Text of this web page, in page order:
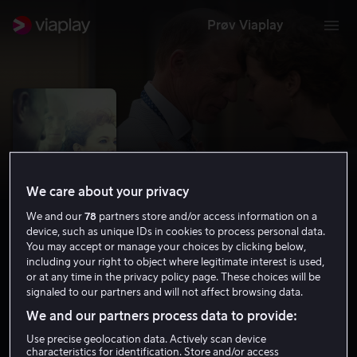
Prøv Viaplay
The Face of Love
6.2 Drama 2013 1 t 28 min
11 år
We care about your privacy
We and our78 partners store and/or access information on a
device, such as unique IDs in cookies to process personal data.
You may accept or manage your choices by clicking below,
including your right to object where legitimate interest is used,
or at any time in the privacy policy page. These choices will be
signaled to our partners and will not affect browsing data.
We and our partners process data to provide:
Use precise geolocation data. Actively scan device
characteristics for identification. Store and/or access